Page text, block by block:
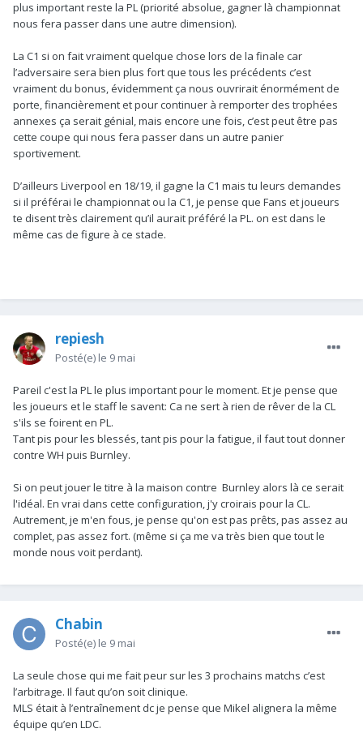
plus important reste la PL (priorité absolue, gagner là championnat
nous fera passer dans une autre dimension).
La C1 si on fait vraiment quelque chose lors de la finale car
l’adversaire sera bien plus fort que tous les précédents c’est
vraiment du bonus, évidemment ça nous ouvrirait énormément de
porte, financièrement et pour continuer à remporter des trophées
annexes ça serait génial, mais encore une fois, c’est peut être pas
cette coupe qui nous fera passer dans un autre panier
sportivement.
D’ailleurs Liverpool en 18/19, il gagne la C1 mais tu leurs demandes
si il préférai le championnat ou la C1, je pense que Fans et joueurs
te disent très clairement qu’il aurait préféré la PL. on est dans le
même cas de figure à ce stade.
repiesh
Posté(e) le 9 mai
Pareil c'est la PL le plus important pour le moment. Et je pense que
les joueurs et le staff le savent: Ca ne sert à rien de rêver de la CL
s'ils se foirent en PL.
Tant pis pour les blessés, tant pis pour la fatigue, il faut tout donner
contre WH puis Burnley.
Si on peut jouer le titre à la maison contre Burnley alors là ce serait
l'idéal. En vrai dans cette configuration, j'y croirais pour la CL.
Autrement, je m'en fous, je pense qu'on est pas prêts, pas assez au
complet, pas assez fort. (même si ça me va très bien que tout le
monde nous voit perdant).
Chabin
Posté(e) le 9 mai
La seule chose qui me fait peur sur les 3 prochains matchs c’est
l’arbitrage. Il faut qu’on soit clinique.
MLS était à l’entraînement dc je pense que Mikel alignera la même
équipe qu’en LDC.